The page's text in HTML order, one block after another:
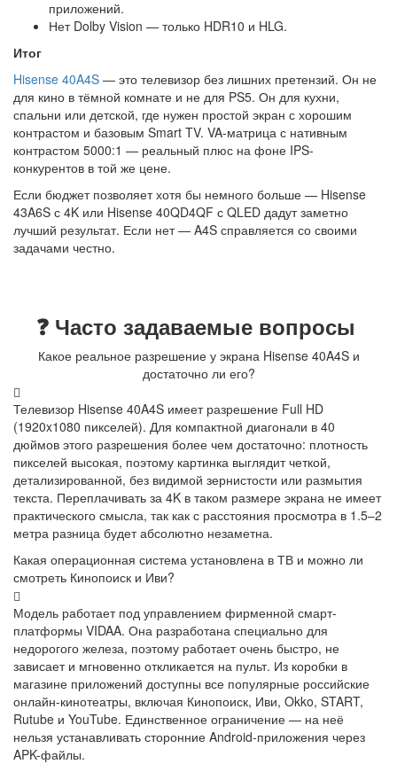
приложений.
Нет Dolby Vision — только HDR10 и HLG.
Итог
Hisense 40A4S — это телевизор без лишних претензий. Он не
для кино в тёмной комнате и не для PS5. Он для кухни,
спальни или детской, где нужен простой экран с хорошим
контрастом и базовым Smart TV. VA-матрица с нативным
контрастом 5000:1 — реальный плюс на фоне IPS-
конкурентов в той же цене.
Если бюджет позволяет хотя бы немного больше — Hisense
43A6S с 4K или Hisense 40QD4QF с QLED дадут заметно
лучший результат. Если нет — A4S справляется со своими
задачами честно.
❓ Часто задаваемые вопросы
Какое реальное разрешение у экрана Hisense 40A4S и
достаточно ли его?
Телевизор Hisense 40A4S имеет разрешение Full HD
(1920x1080 пикселей). Для компактной диагонали в 40
дюймов этого разрешения более чем достаточно: плотность
пикселей высокая, поэтому картинка выглядит четкой,
детализированной, без видимой зернистости или размытия
текста. Переплачивать за 4K в таком размере экрана не имеет
практического смысла, так как с расстояния просмотра в 1.5–2
метра разница будет абсолютно незаметна.
Какая операционная система установлена в ТВ и можно ли
смотреть Кинопоиск и Иви?
Модель работает под управлением фирменной смарт-
платформы VIDAA. Она разработана специально для
недорогого железа, поэтому работает очень быстро, не
зависает и мгновенно откликается на пульт. Из коробки в
магазине приложений доступны все популярные российские
онлайн-кинотеатры, включая Кинопоиск, Иви, Okko, START,
Rutube и YouTube. Единственное ограничение — на неё
нельзя устанавливать сторонние Android-приложения через
APK-файлы.